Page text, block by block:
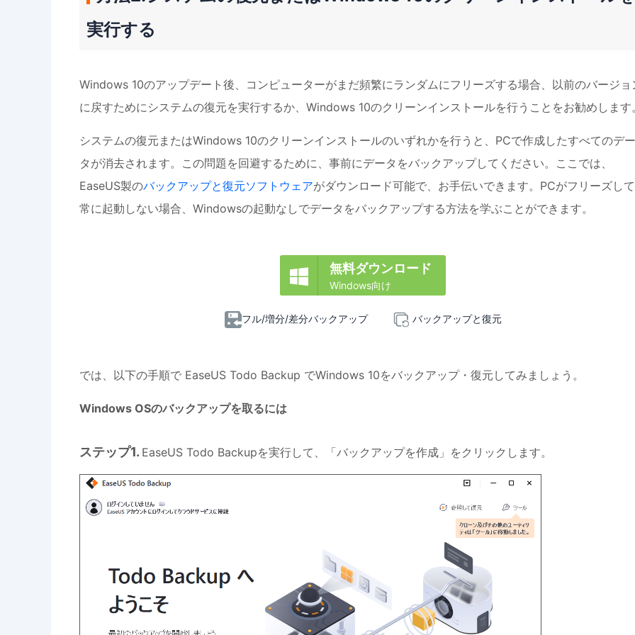
実行する
Windows 10のアップデート後、コンピューターがまだ頻繁にランダムにフリーズする場合、以前のバージョ
に戻すためにシステムの復元を実行するか、Windows 10のクリーンインストールを行うことをお勧めします。
システムの復元またはWindows 10のクリーンインストールのいずれかを行うと、PCで作成したすべてのデー
タが消去されます。この問題を回避するために、事前にデータをバックアップしてください。ここでは、
EaseUS製のバックアップと復元ソフトウェアがダウンロード可能で、お手伝いできます。PCがフリーズし
常に起動しない場合、Windowsの起動なしでデータをバックアップする方法を学ぶことができます。
 無料ダウンロード
Windows向け
フル/増分/差分バックアップ バックアップと復元
では、以下の手順で EaseUS Todo Backup でWindows 10をバックアップ・復元してみましょう。
Windows OSのバックアップを取るには
ステップ1. EaseUS Todo Backupを実行して、「バックアップを作成」をクリックします。